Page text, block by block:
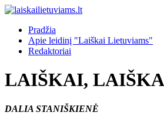
Pradžia
Apie leidinį "Laiškai Lietuviams"
Redaktoriai
LAIŠKAI,
DALIA STANIŠKIENĖ